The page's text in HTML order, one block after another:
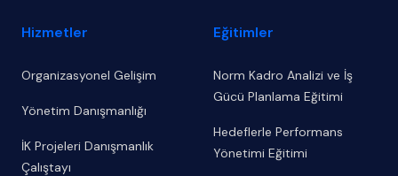
Hizmetler
Organizasyonel Gelişim
Yönetim Danışmanlığı
İK Projeleri Danışmanlık
Çalıştayı
Eğitimler
Norm Kadro Analizi ve İş
Gücü Planlama Eğitimi
Hedeflerle Performans
Yönetimi Eğitimi